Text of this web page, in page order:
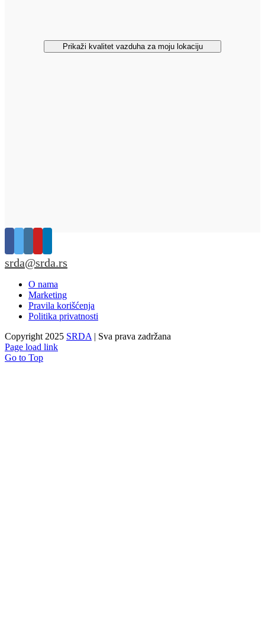
Prikaži kvalitet vazduha za moju lokaciju
srda@srda.rs
O nama
Marketing
Pravila korišćenja
Politika privatnosti
Copyright 2025 SRDA | Sva prava zadržana
Page load link
Go to Top